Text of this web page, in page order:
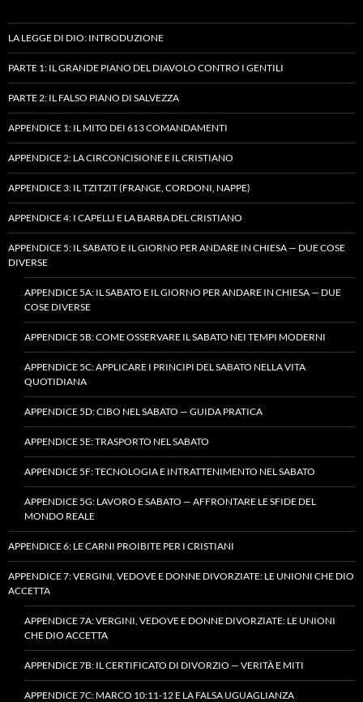
LA LEGGE DI DIO: INTRODUZIONE
PARTE 1: IL GRANDE PIANO DEL DIAVOLO CONTRO I GENTILI
PARTE 2: IL FALSO PIANO DI SALVEZZA
APPENDICE 1: IL MITO DEI 613 COMANDAMENTI
APPENDICE 2: LA CIRCONCISIONE E IL CRISTIANO
APPENDICE 3: IL TZITZIT (FRANGE, CORDONI, NAPPE)
APPENDICE 4: I CAPELLI E LA BARBA DEL CRISTIANO
APPENDICE 5: IL SABATO E IL GIORNO PER ANDARE IN CHIESA — DUE COSE
DIVERSE
APPENDICE 5A: IL SABATO E IL GIORNO PER ANDARE IN CHIESA — DUE
COSE DIVERSE
APPENDICE 5B: COME OSSERVARE IL SABATO NEI TEMPI MODERNI
APPENDICE 5C: APPLICARE I PRINCIPI DEL SABATO NELLA VITA
QUOTIDIANA
APPENDICE 5D: CIBO NEL SABATO — GUIDA PRATICA
APPENDICE 5E: TRASPORTO NEL SABATO
APPENDICE 5F: TECNOLOGIA E INTRATTENIMENTO NEL SABATO
APPENDICE 5G: LAVORO E SABATO — AFFRONTARE LE SFIDE DEL
MONDO REALE
APPENDICE 6: LE CARNI PROIBITE PER I CRISTIANI
APPENDICE 7: VERGINI, VEDOVE E DONNE DIVORZIATE: LE UNIONI CHE DIO
ACCETTA
APPENDICE 7A: VERGINI, VEDOVE E DONNE DIVORZIATE: LE UNIONI
CHE DIO ACCETTA
APPENDICE 7B: IL CERTIFICATO DI DIVORZIO — VERITÀ E MITI
APPENDICE 7C: MARCO 10:11-12 E LA FALSA UGUAGLIANZA